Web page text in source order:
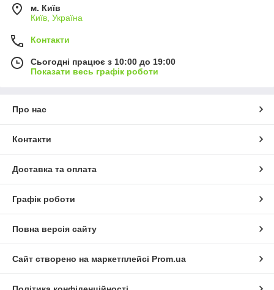
м. Київ
Київ, Україна
Контакти
Сьогодні працює з 10:00 до 19:00
Показати весь графік роботи
Про нас
Контакти
Доставка та оплата
Графік роботи
Повна версія сайту
Сайт створено на маркетплейсі Prom.ua